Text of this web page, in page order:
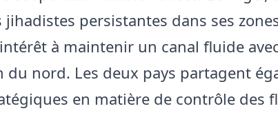
jihadistes persistantes dans ses
à maintenir un canal fluide
du nord. Les deux pays partagent
en matière de contrôle des